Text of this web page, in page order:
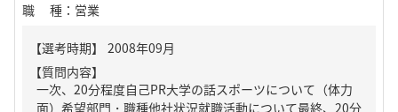
職種 ： 営業
【質問内容】
一次、20分程度自己PR大学の話スポーツについて（体力
面）希望部門・職種他社状況就職活動について最終、20分